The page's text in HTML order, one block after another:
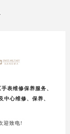
表维修保养服务、
中心维修、保养、
迎致电!